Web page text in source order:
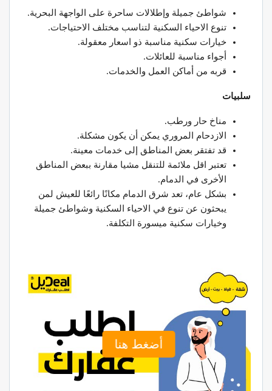
شواطئ جميلة وإطلالات ساحرة على الواجهة البحرية.
تنوع الاحياء السكنية لتناسب مختلف الاحتياجات.
خيارات سكنية مناسبة ذو اسعار معقولة.
أجواء مناسبة للعائلات.
قربه من أماكن العمل والخدمات.
سلبيات
مناخ حار ورطب.
الازدحام المروري يمكن أن يكون مشكلة.
قد تفتقر بعض المناطق إلى خدمات معينة.
تعتبر اقل ملائمة للتنقل مشيا مقارنة ببعض المناطق
الأخرى في الدمام.
بشكل عام، تعد شرق الدمام مكانًا رائعًا للعيش لمن
يبحثون عن تنوع في الاحياء السكنية وشواطئ جميلة
وخيارات سكنية ميسورة التكلفة.
أضغط هنا